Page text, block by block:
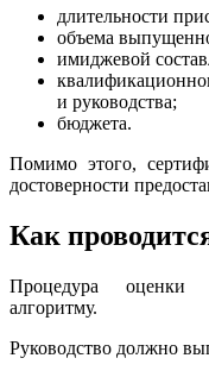
длительности
объема
имиджевой
и руководства;
бюджета.
Помимо этого,
достоверности
Как
Процедура оценки
алгоритму.
Руководство должно